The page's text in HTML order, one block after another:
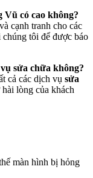
có cao không?
cạnh tranh cho các
tôi để được báo
sửa chữa không?
cả các dịch vụ sửa
lòng của khách
màn hình bị hỏng